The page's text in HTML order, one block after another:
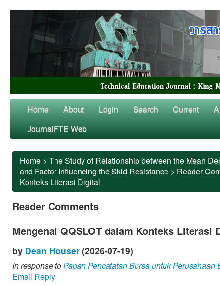
Home About Login Search Current
JournalFTE Web
Home > The Study of Relationship between the Mean
and Factor Influencing the Skid Resistance > Reader
Konteks Literasi Digital
Reader Comments
Mengenal QQSLOT dalam Konteks Literasi
by Dean Houser (2026-07-19)
In response toPapan Pencatatan Bursa untuk Perusahaan
Email Reply